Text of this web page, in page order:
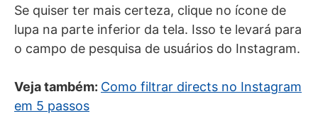
Se quiser ter mais certeza, clique no ícone de
lupa na parte inferior da tela. Isso te levará para
o campo de pesquisa de usuários do Instagram.
Veja também: Como filtrar directs no Instagram
em 5 passos